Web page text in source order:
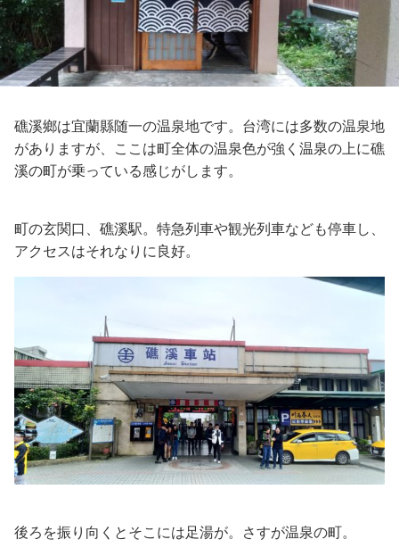
礁溪鄉は宜蘭縣随一の温泉地です。台湾には多数の温泉地
がありますが、ここは町全体の温泉色が強く温泉の上に礁
溪の町が乗っている感じがします。
町の玄関口、礁溪駅。特急列車や観光列車なども停車し、
アクセスはそれなりに良好。
後ろを振り向くとそこには足湯が。さすが温泉の町。